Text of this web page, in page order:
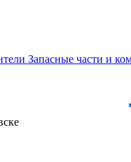
Запасные части и